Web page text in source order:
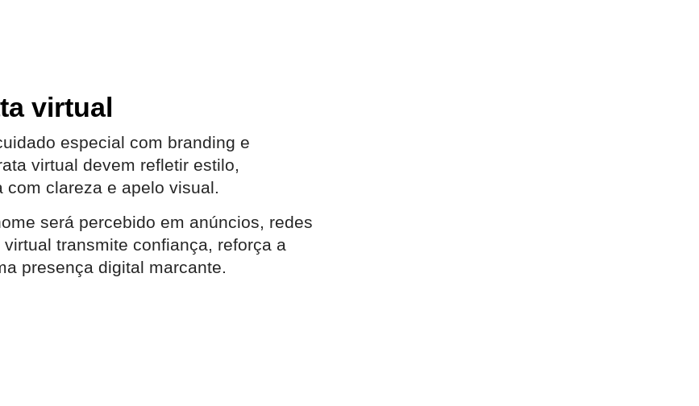
virtual
especial com branding e
virtual devem refletir estilo,
clareza e apelo visual.
será percebido em anúncios, redes
transmite confiança, reforça a
presença digital marcante.